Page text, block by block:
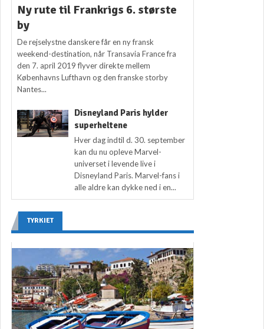
Ny rute til Frankrigs 6. største
by
De rejselystne danskere får en ny fransk
weekend-destination, når Transavia France fra
den 7. april 2019 flyver direkte mellem
Københavns Lufthavn og den franske storby
Nantes...
Disneyland Paris hylder
superheltene
Hver dag indtil d. 30. september
kan du nu opleve Marvel-
universet i levende live i
Disneyland Paris. Marvel-fans i
alle aldre kan dykke ned i en...
TYRKIET